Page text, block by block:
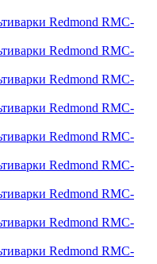
Redmond RMC-
Redmond RMC-
Redmond RMC-
Redmond RMC-
Redmond RMC-
Redmond RMC-
Redmond RMC-
Redmond RMC-
Redmond RMC-